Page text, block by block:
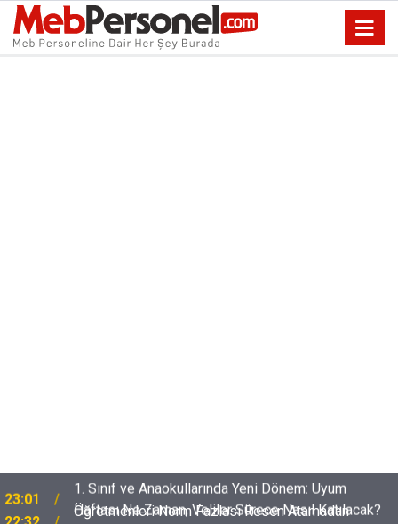
22:32
Öğretmenleri Norm Fazlası Resen Atamadan
Kurtaracak Dilekçe